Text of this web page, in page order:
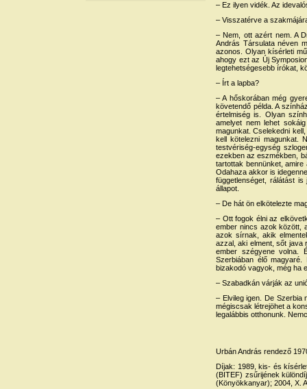
– Ez ilyen vidék. Az
– Visszatérve a
– Nem, ott azért nem. A
András Társulata néven
azonos. Olyan kísérleti
ahogy ezt az Új
legtehetségesebb írókat,
– Írt a lapba?
– A hőskorában még
követendő példa. A
értelmiség is. Olyan
amelyet nem lehet
magunkat. Cselekedni
kell kötelezni magunkat.
testvériség-egység
ezekben az eszmékben,
tartottak bennünket,
Odahaza akkor is
függetlenséget, rálátást
állapot.
– De hát ön elkötelezte
– Ott fogok élni az
ember nincs azok között,
azok sírnak, akik
azzal, aki elment, sőt java
ember szégyene volna.
Szerbiában élő
bizakodó vagyok, még ha
– Szabadkán várják az
– Elvileg igen. De Szerbia
mégiscsak létrejöhet a
legalábbis otthonunk.
Urbán András rendező
Díjak: 1989, kis- és
(BITEF) zsűrijének
(Könyökkanyar); 2004, X.